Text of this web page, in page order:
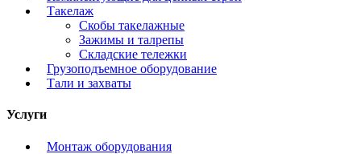
Такелаж
Скобы такелажные
Зажимы и талрепы
Складские тележки
Грузоподъемное оборудование
Тали и захваты
Услуги
Монтаж оборудования